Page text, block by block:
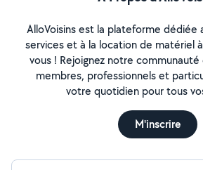
AlloVoisins est la plateforme dédiée
services et à la location de matériel
vous ! Rejoignez notre
membres, professionnels et
votre quotidien pour tous
M'inscrire